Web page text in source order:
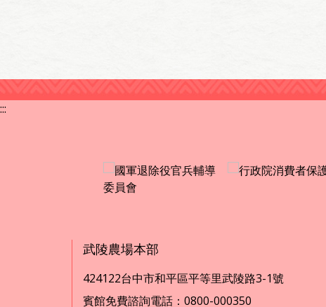
:::
武陵農場本部
424122台中市和平區平等里武陵路3-1號
賓館免費諮詢電話：0800-000350